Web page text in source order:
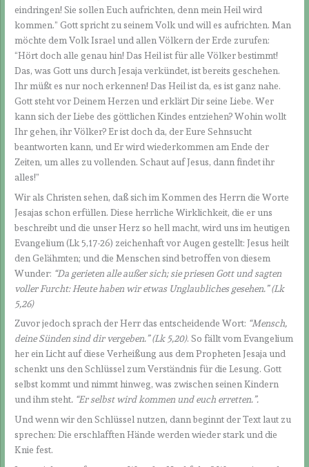
eindringen! Sie sollen Euch aufrichten, denn mein Heil wird
kommen.” Gott spricht zu seinem Volk und will es aufrichten. Man
möchte dem Volk Israel und allen Völkern der Erde zurufen:
“Hört doch alle genau hin! Das Heil ist für alle Völker bestimmt!
Das, was Gott uns durch Jesaja verkündet, ist bereits geschehen.
Ihr müßt es nur noch erkennen! Das Heil ist da, es ist ganz nahe.
Gott steht vor Deinem Herzen und erklärt Dir seine Liebe. Wer
kann sich der Liebe des göttlichen Kindes entziehen? Wohin wollt
Ihr gehen, ihr Völker? Er ist doch da, der Eure Sehnsucht
beantworten kann, und Er wird wiederkommen am Ende der
Zeiten, um alles zu vollenden. Schaut auf Jesus, dann findet ihr
alles!”
Wir als Christen sehen, daß sich im Kommen des Herrn die Worte
Jesajas schon erfüllen. Diese herrliche Wirklichkeit, die er uns
beschreibt und die unser Herz so hell macht, wird uns im heutigen
Evangelium (Lk 5,17-26) zeichenhaft vor Augen gestellt: Jesus heilt
den Gelähmten; und die Menschen sind betroffen von diesem
Wunder: “Da gerieten alle außer sich; sie priesen Gott und sagten
voller Furcht: Heute haben wir etwas Unglaubliches gesehen.” (Lk
5,26)
Zuvor jedoch sprach der Herr das entscheidende Wort: “Mensch,
deine Sünden sind dir vergeben.” (Lk 5,20). So fällt vom Evangelium
her ein Licht auf diese Verheißung aus dem Propheten Jesaja und
schenkt uns den Schlüssel zum Verständnis für die Lesung. Gott
selbst kommt und nimmt hinweg, was zwischen seinen Kindern
und ihm steht. “Er selbst wird kommen und euch erretten.”.
Und wenn wir den Schlüssel nutzen, dann beginnt der Text laut zu
sprechen: Die erschlafften Hände werden wieder stark und die
Knie fest.